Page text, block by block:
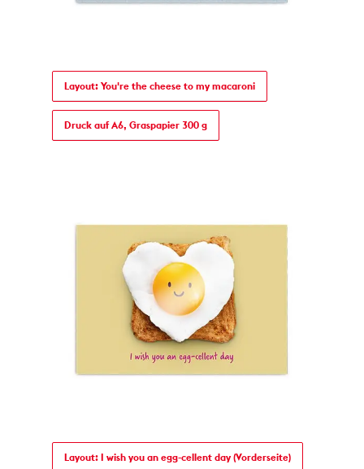
Layout: You're the cheese to my macaroni
Druck auf A6, Graspapier 300 g
Layout: I wish you an egg-cellent day (Vorderseite)